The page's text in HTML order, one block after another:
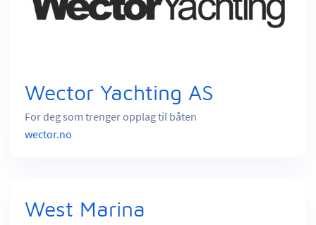
Wector Yachting AS
For deg som trenger opplag til båten
wector.no
West Marina